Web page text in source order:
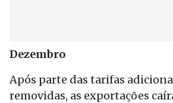
Dezembro
Após parte das tarifas
removidas, as exportações